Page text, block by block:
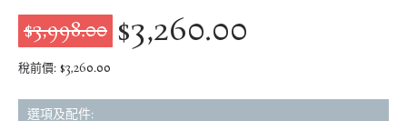
$3,998.00 $3,260.00
稅前價: $3,260.00
選項及配件: